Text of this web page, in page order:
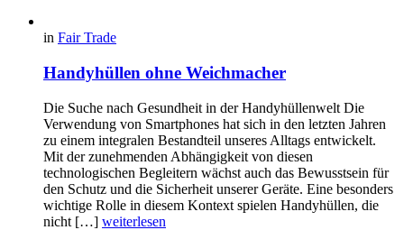
in Fair Trade
Handyhüllen ohne Weichmacher
Die Suche nach Gesundheit in der Handyhüllenwelt Die
Verwendung von Smartphones hat sich in den letzten Jahren
zu einem integralen Bestandteil unseres Alltags entwickelt.
Mit der zunehmenden Abhängigkeit von diesen
technologischen Begleitern wächst auch das Bewusstsein für
den Schutz und die Sicherheit unserer Geräte. Eine besonders
wichtige Rolle in diesem Kontext spielen Handyhüllen, die
nicht […] weiterlesen